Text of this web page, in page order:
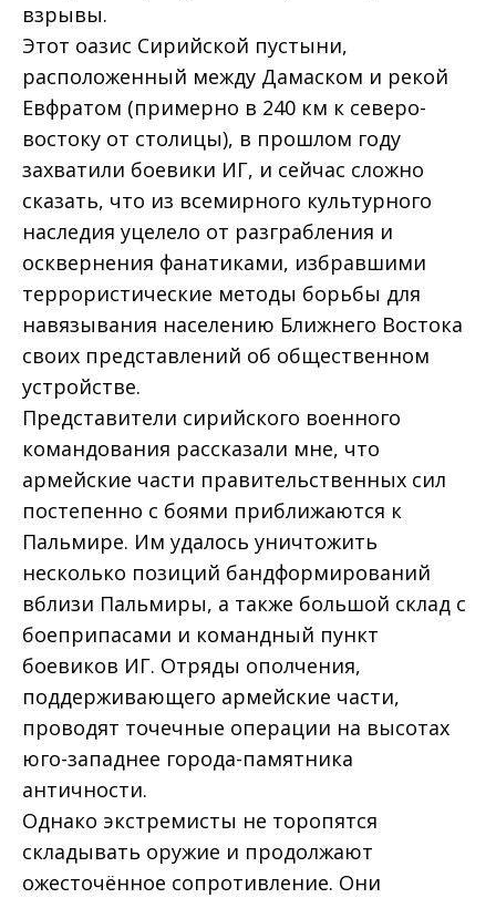
взрывы.
Этот оазис Сирийской пустыни,
расположенный между Дамаском и рекой
Евфратом (примерно в 240 км к северо-
востоку от столицы), в прошлом году
захватили боевики ИГ, и сейчас сложно
сказать, что из всемирного культурного
наследия уцелело от разграбления и
осквернения фанатиками, избравшими
террористические методы борьбы для
навязывания населению Ближнего Востока
своих представлений об общественном
устройстве.
Представители сирийского военного
командования рассказали мне, что
армейские части правительственных сил
постепенно с боями приближаются к
Пальмире. Им удалось уничтожить
несколько позиций бандформирований
вблизи Пальмиры, а также большой склад с
боеприпасами и командный пункт
боевиков ИГ. Отряды ополчения,
поддерживающего армейские части,
проводят точечные операции на высотах
юго-западнее города-памятника
античности.
Однако экстремисты не торопятся
складывать оружие и продолжают
ожесточённое сопротивление. Они